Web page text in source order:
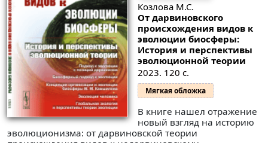
Козлова М.С.
От дарвиновского
происхождения видов к
эволюции биосферы:
История и перспективы
эволюционной теории
2023. 120 с.
Мягкая обложка
В книге нашел отражение
новый взгляд на историю
эволюционизма: от дарвиновской теории